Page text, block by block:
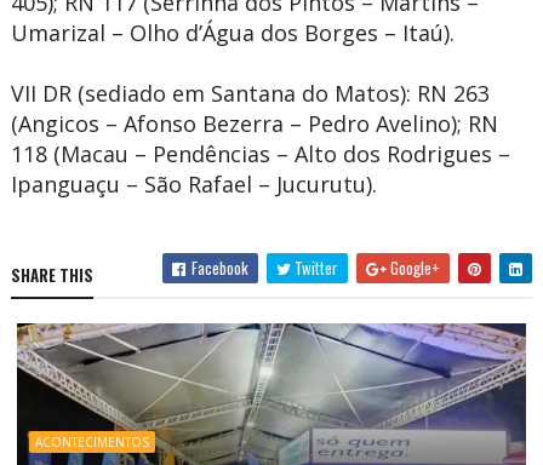
Umarizal – Olho d’Água dos Borges – Itaú).
VII DR (sediado em Santana do Matos): RN 263
(Angicos – Afonso Bezerra – Pedro Avelino); RN
118 (Macau – Pendências – Alto dos Rodrigues –
Ipanguaçu – São Rafael – Jucurutu).
SHARE THIS Facebook Twitter Google+
ACONTECIMENTOS